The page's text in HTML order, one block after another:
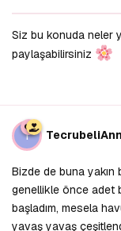
Siz bu konuda neler
paylaşabilirsiniz
T
Bizde de buna yakın
genellikle önce adet
başladım, mesela
yavaş yavaş